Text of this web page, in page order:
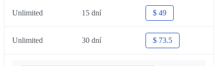
Unlimited 15 dní $ 49
Unlimited 30 dní $ 73.5